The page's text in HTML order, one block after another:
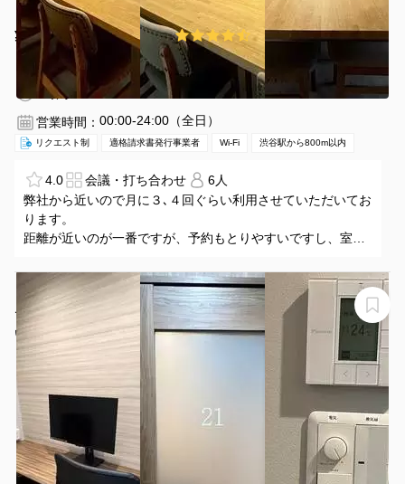
¥2200 〜 ¥2200 /時間 4.7 (7件)
渋谷駅 徒歩7分
東京都渋谷区渋谷2丁目2-17
1〜6名
1時間〜
営業時間： 00:00-24:00（全日）
リクエスト制 適格請求書発行事業者 Wi-Fi 渋谷駅から800m以内
4.0 会議・打ち合わせ
6人
弊社から近いので月に３､４回ぐらい利用させていただいてお
ります。
距離が近いのが一番ですが、予約もとりやすいですし、室内
お洒落なビルの外観も素敵です。
ホワイトボードを備えてもらえるとより助かります。これか
らもよろしくお願いいたします。
【恵比寿駅目の前ビル4階】ビジネスからプライベートま
でご利用いただける2名個室！（ブース21）
いいオフィス恵比寿４F